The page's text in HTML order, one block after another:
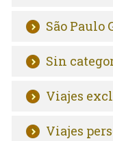
São Paulo
Sin
Viajes
Viajes